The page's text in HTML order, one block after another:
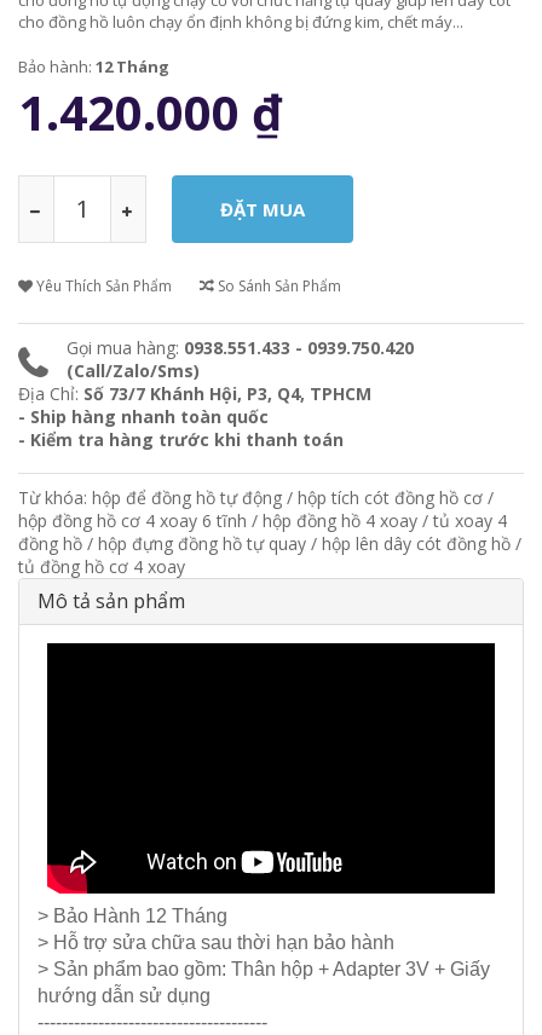
cho đồng hồ luôn chạy ổn định không bị đứng kim, chết máy...
Bảo hành: 12 Tháng
1.420.000 ₫
Yêu Thích Sản Phẩm So Sánh Sản Phẩm
Gọi mua hàng: 0938.551.433 - 0939.750.420
(Call/Zalo/Sms)
Địa Chỉ: Số 73/7 Khánh Hội, P3, Q4, TPHCM
- Ship hàng nhanh toàn quốc
- Kiểm tra hàng trước khi thanh toán
Từ khóa: hộp để đồng hồ tự động / hộp tích cót đồng hồ cơ /
hộp đồng hồ cơ 4 xoay 6 tĩnh / hộp đồng hồ 4 xoay /tủ xoay 4
đồng hồ / hộp đựng đồng hồ tự quay / hộp lên dây cót đồng hồ /
tủ đồng hồ cơ 4 xoay
Mô tả sản phẩm
> Bảo Hành 12 Tháng
> Hỗ trợ sửa chữa sau thời hạn bảo hành
> Sản phẩm bao gồm: Thân hộp + Adapter 3V + Giấy
hướng dẫn sử dụng
--------------------------------------